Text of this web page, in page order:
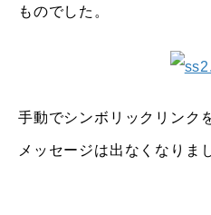
ものでした。
手動でシンボリックリンク
メッセージは出なくなりま